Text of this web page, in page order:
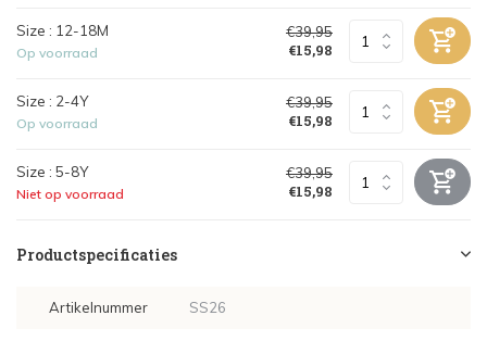
Size : 12-18M
Op voorraad
€39,95
€15,98
Size : 2-4Y
Op voorraad
€39,95
€15,98
Size : 5-8Y
Niet op voorraad
€39,95
€15,98
Productspecificaties
Artikelnummer SS26